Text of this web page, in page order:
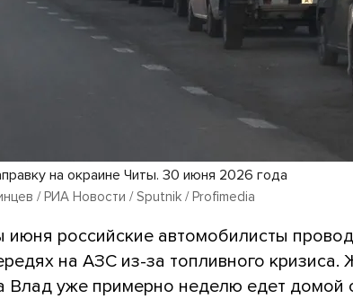
на окраине Читы. 30 июня 2026 года
/ РИА Новости / Sputnik / Profimedia
июня российские автомобилисты
на АЗС из-за топливного кризиса.
Влад уже примерно неделю едет домой